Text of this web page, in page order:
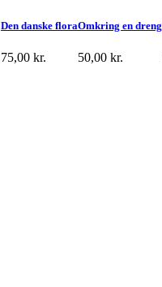
Omkring en dreng
50,00 kr.
Den danske flora
75,00 kr.